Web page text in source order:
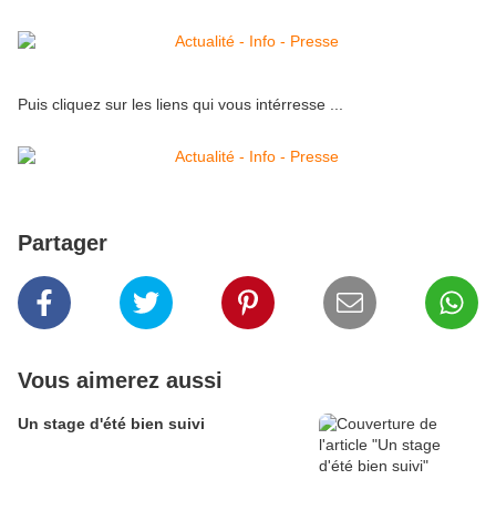
Puis cliquez sur les liens qui vous intérresse ...
Partager
Vous aimerez aussi
Un stage d'été bien suivi